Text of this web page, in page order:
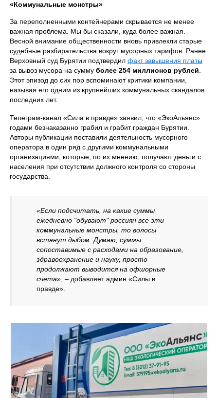
«Коммунальные монстры»
За переполненными контейнерами скрывается не менее
важная проблема. Мы бы сказали, куда более важная.
Весной внимание общественности вновь привлекли старые
судебные разбирательства вокруг мусорных тарифов. Ранее
Верховный суд Бурятии подтвердил факт завышения платы
за вывоз мусора на сумму более 254 миллионов рублей
Этот эпизод до сих пор вспоминают критики компании,
называя его одним из крупнейших коммунальных скандалов
последних лет.
Телеграм-канал «Сила в правде» заявил, что «ЭкоАльянс»
годами безнаказанно грабил и грабит граждан Бурятии.
Авторы публикации поставили деятельность мусорного
оператора в один ряд с другими коммунальными
организациями, которые, по их мнению, получают деньги с
населения при отсутствии должного контроля со стороны
государства.
«Если подсчитать, на какие суммы
ежедневно "обувают" россиян все эти
коммунальные монстры, то волосы
встанут дыбом. Думаю, суммы
сопоставимые с расходами на образование,
здравоохранение и науку, просто
продолжают выводится на офшорные
счета» , – добавляет админ «Силы в
правде».